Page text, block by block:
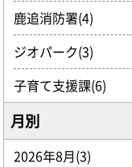
鹿追消防署(4)
ジオパーク(3)
子育て支援課(6)
月別
2026年8月(3)